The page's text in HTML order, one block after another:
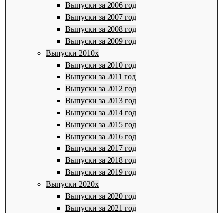
Выпуски за 2006 год
Выпуски за 2007 год
Выпуски за 2008 год
Выпуски за 2009 год
Выпуски 2010х
Выпуски за 2010 год
Выпуски за 2011 год
Выпуски за 2012 год
Выпуски за 2013 год
Выпуски за 2014 год
Выпуски за 2015 год
Выпуски за 2016 год
Выпуски за 2017 год
Выпуски за 2018 год
Выпуски за 2019 год
Выпуски 2020х
Выпуски за 2020 год
Выпуски за 2021 год